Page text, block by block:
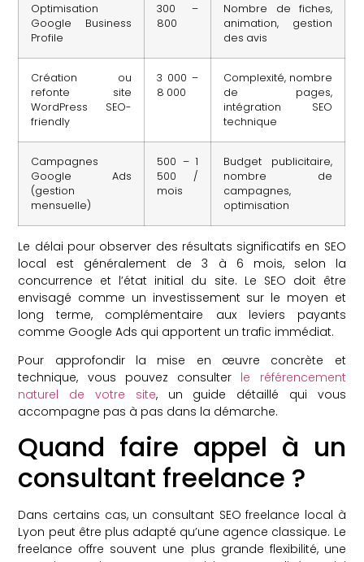
Optimisation
Google Business
Profile
300 –
800
Nombre de fiches,
animation, gestion
des avis
Création ou
refonte site
WordPress SEO-
friendly
3 000 –
8 000
Complexité, nombre
de pages,
intégration SEO
technique
Campagnes
Google Ads
(gestion
mensuelle)
500 – 1
500 /
mois
Budget publicitaire,
nombre de
campagnes,
optimisation
Le délai pour observer des résultats significatifs en SEO
local est généralement de 3 à 6 mois, selon la
concurrence et l’état initial du site. Le SEO doit être
envisagé comme un investissement sur le moyen et
long terme, complémentaire aux leviers payants
comme Google Ads qui apportent un trafic immédiat.
Pour approfondir la mise en œuvre concrète et
technique, vous pouvez consulter le référencement
naturel de votre site, un guide détaillé qui vous
accompagne pas à pas dans la démarche.
Quand faire appel à un
consultant freelance ?
Dans certains cas, un consultant SEO freelance local à
Lyon peut être plus adapté qu’une agence classique. Le
freelance offre souvent une plus grande flexibilité, une